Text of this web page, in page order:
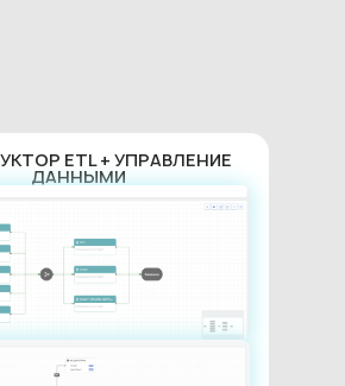
ETL + УПРАВЛЕНИЕ
ДАННЫМИ